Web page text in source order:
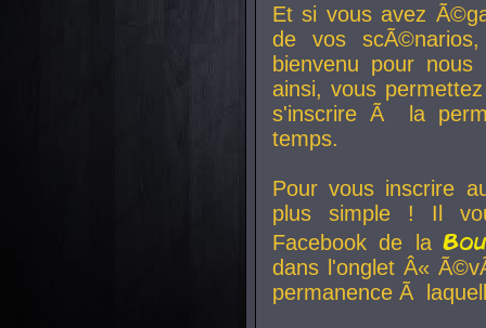
Et si vous avez
de vos
bienvenu pour
ainsi, vous
s'inscrire Ã la
temps.
Pour vous inscrire
plus simple ! Il
Facebook de la
dans l'onglet Â«
permanence Ã